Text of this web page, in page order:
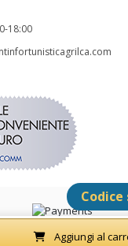
Aggiungi al
18:00
IT02342180797 - All